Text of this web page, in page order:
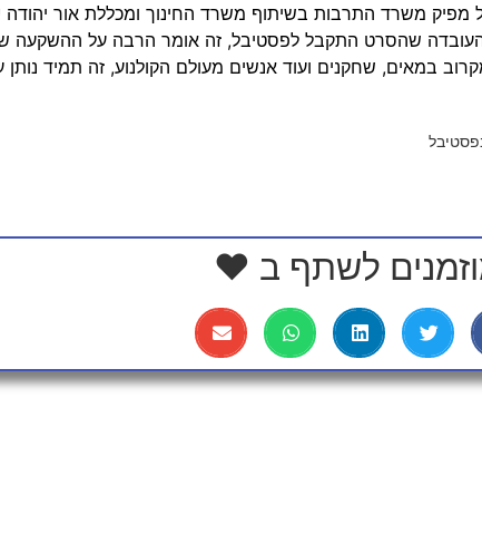
מפיק משרד התרבות בשיתוף משרד החינוך ומכללת אור
שהסרט התקבל לפסטיבל, זה אומר הרבה על ההשקעה
במאים, שחקנים ועוד אנשים מעולם הקולנוע, זה תמיד
לשתף ב ❤